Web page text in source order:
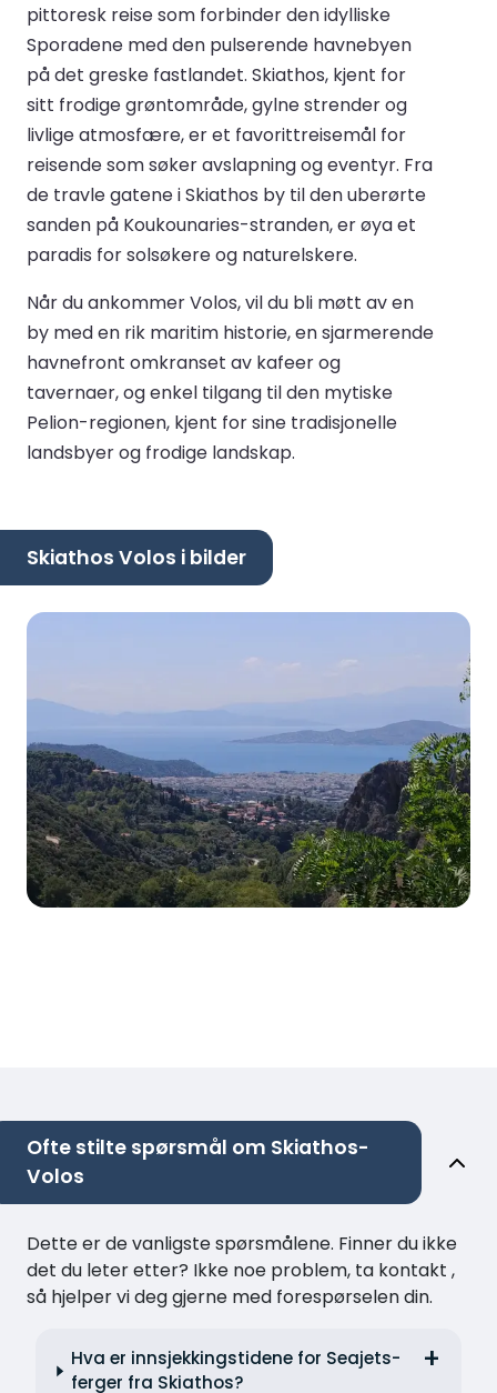
pittoresk reise som forbinder den idylliske
Sporadene med den pulserende havnebyen
på det greske fastlandet. Skiathos, kjent for
sitt frodige grøntområde, gylne strender og
livlige atmosfære, er et favorittreisemål for
reisende som søker avslapning og eventyr. Fra
de travle gatene i Skiathos by til den uberørte
sanden på Koukounaries-stranden, er øya et
paradis for solsøkere og naturelskere.
Når du ankommer Volos, vil du bli møtt av en
by med en rik maritim historie, en sjarmerende
havnefront omkranset av kafeer og
tavernaer, og enkel tilgang til den mytiske
Pelion-regionen, kjent for sine tradisjonelle
landsbyer og frodige landskap.
Skiathos Volos i bilder
Ofte stilte spørsmål om Skiathos-
Volos
Dette er de vanligste spørsmålene. Finner du ikke
det du leter etter? Ikke noe problem, ta kontakt ,
så hjelper vi deg gjerne med forespørselen din.
Hva er innsjekkingstidene for Seajets-
ferger fra Skiathos?